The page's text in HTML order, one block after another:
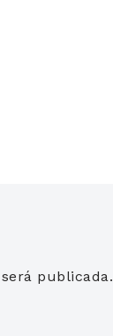
publicada.